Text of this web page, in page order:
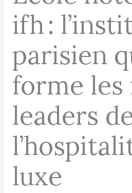
ifh :
parisien
forme
leaders
luxe